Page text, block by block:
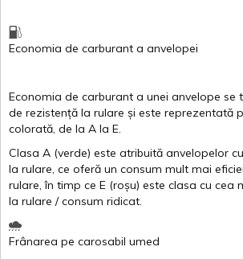
Economia de carburant a anvelopei
Economia de carburant a unei anvelope se
de rezistență la rulare și este reprezentată
colorată, de la A la E.
Clasa A (verde) este atribuită anvelopelor cu
la rulare, ce oferă un consum mult mai
rulare,în timp ce E (roșu) este clasa cu cea
la rulare /consum ridicat.
Frânarea pe carosabil umed